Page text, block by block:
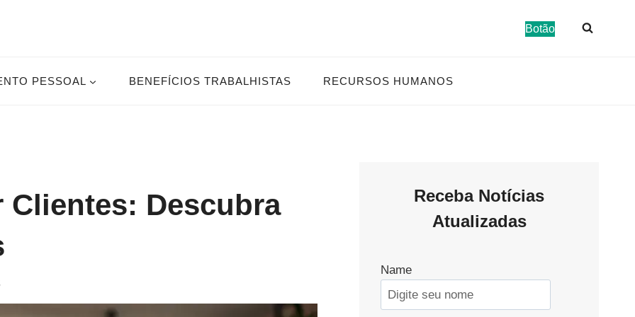
Botão
PESSOAL BENEFÍCIOS TRABALHISTAS RECURSOS HUMANOS
Clientes: Descubra
Receba Notícias
Atualizadas
Name